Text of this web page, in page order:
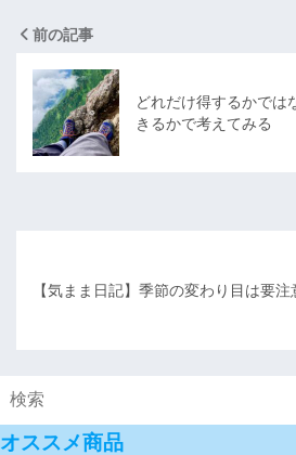
前の記事
どれだけ得するかでは
きるかで考えてみる
【気まま日記】季節の変わり目は要注
オススメ商品